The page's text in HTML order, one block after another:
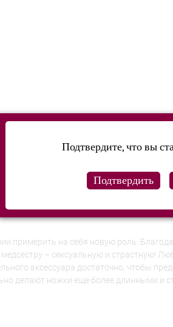
примерить на себя новую роль.
– сексуальную и страстную!
аксессуара достаточно, чтобы
делают ножки еще более длинными
Подтвердите, что вы